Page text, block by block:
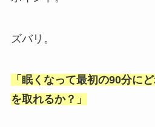
ズバリ。
「眠くなって最初の90分に
を取れるか？」